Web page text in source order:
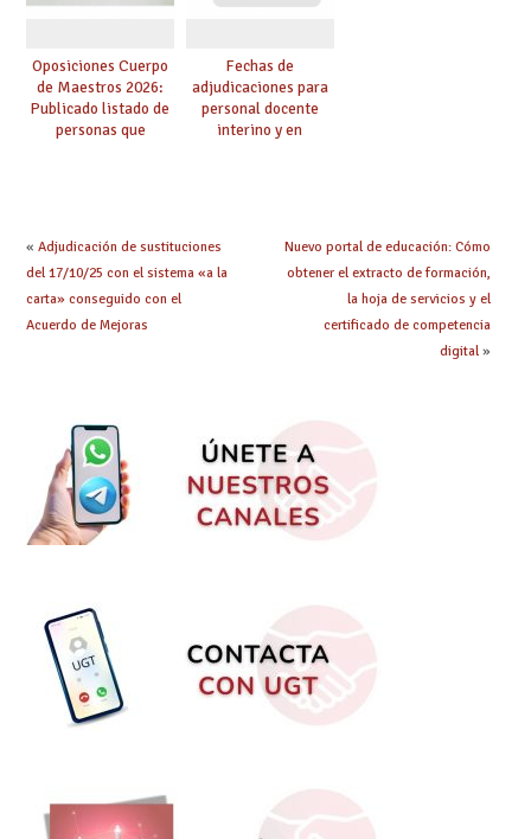
Oposiciones Cuerpo
de Maestros 2026:
Publicado listado de
personas que
Fechas de
adjudicaciones para
personal docente
interino y en
« Adjudicación de sustituciones
del 17/10/25 con el sistema «a la
carta» conseguido con el
Acuerdo de Mejoras
Nuevo portal de educación: Cómo
obtener el extracto de formación,
la hoja de servicios y el
certificado de competencia
digital»